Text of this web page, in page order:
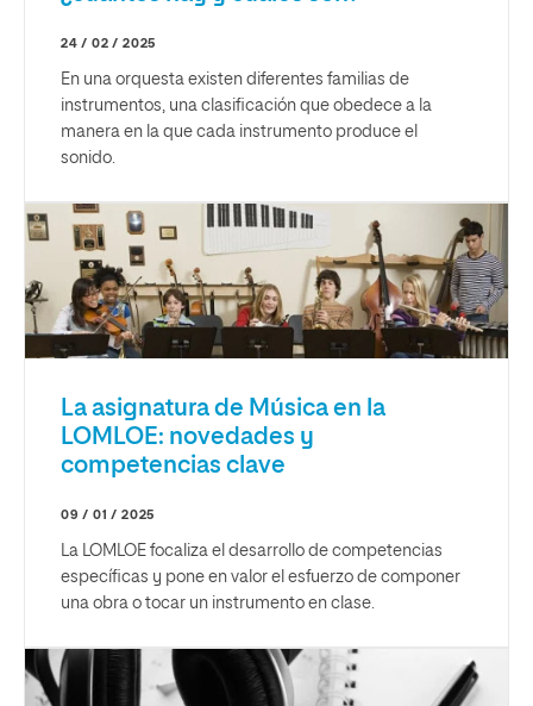
24 / 02 / 2025
En una orquesta existen diferentes familias de
instrumentos, una clasificación que obedece a la
manera en la que cada instrumento produce el
sonido.
La asignatura de Música en la
LOMLOE: novedades y
competencias clave
09 / 01 / 2025
La LOMLOE focaliza el desarrollo de competencias
específicas y pone en valor el esfuerzo de componer
una obra o tocar un instrumento en clase.